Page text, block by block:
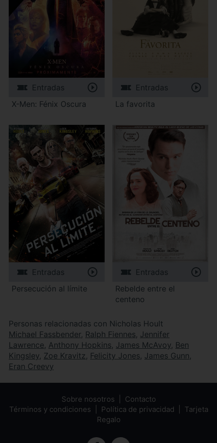
Entradas
X-Men: Fénix Oscura
Entradas
La favorita
Entradas
Persecución al límite
Entradas
Rebelde entre el
centeno
Personas relacionadas con Nicholas Hoult
Michael Fassbender Ralph Fiennes Jennifer
Lawrence Anthony Hopkins James McAvoy Ben
Kingsley Zoe Kravitz Felicity Jones James Gunn
Eran Creevy
Sobre nosotros
Contacto
Términos y condiciones
Política de privacidad
Tarjeta
Regalo